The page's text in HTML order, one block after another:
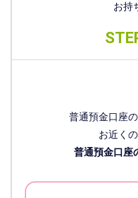
お持
普通預金口座
お近く
普通預金口座